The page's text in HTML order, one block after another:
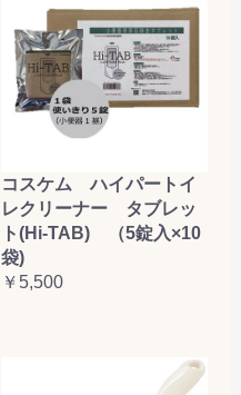
コスケム ハイパートイ
レクリーナー タブレッ
ト(Hi-TAB) （5錠入×10
袋)
￥5,500